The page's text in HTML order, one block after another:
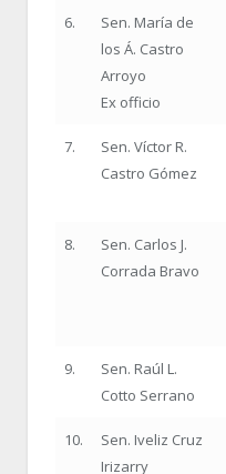
6.
Sen. María de
los Á. Castro
Arroyo
Ex officio
7.
Sen. Víctor R.
Castro Gómez
8.
Sen. Carlos J.
Corrada Bravo
9.
Sen. Raúl L.
Cotto Serrano
10.
Sen. Iveliz Cruz
Irizarry